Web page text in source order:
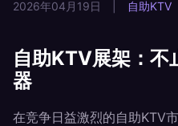
2026年04月19日 自助KTV
自助KTV展架：不
器
在竞争日益激烈的自助KTV